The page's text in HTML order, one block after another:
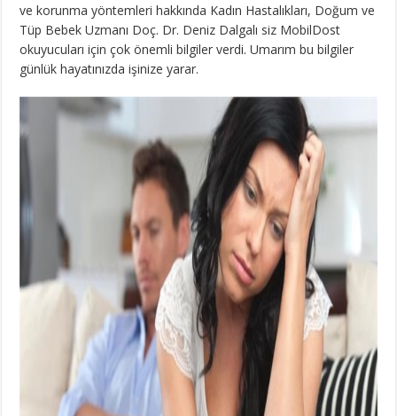
ve korunma yöntemleri hakkında Kadın Hastalıkları, Doğum ve
Tüp Bebek Uzmanı Doç. Dr. Deniz Dalgalı siz MobilDost
okuyucuları için çok önemli bilgiler verdi. Umarım bu bilgiler
günlük hayatınızda işinize yarar.